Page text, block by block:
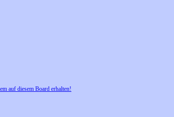
auf diesem Board erhalten!